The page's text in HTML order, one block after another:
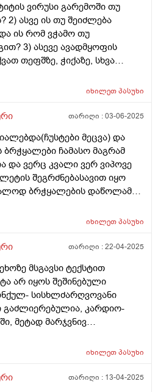
თავისი კლინიკური
სამკურნალო გახდეს ეს C
რომელია მართალი?
ვირუსი გარემოში თუ
2) ასვე ის თუ შეიძლება
ის რომ ვჭამო თუ
3) ასევე ავადმყოფის
თეფშზე, ჭიქაზე, სხვა
შევეხო მას, დაავადება
გარემოში რაიმე საგანზეა
ცრემლში, ნერეყვში თუა
გმადლობთ
იხილეთპასუხი
თარიღი :03-06-2025
მეცვა) და
ჩამასო მაგრამ
და ვერც კვალი ვერ ვიპოვე
შეგრძნებასავით იყო
ბრჭყალების დაწოლამ
იხილეთპასუხი
თარიღი :22-04-2025
მსგავსი ტექსტით
არ იყოს შეშინებული
სისხლძარღვოვანი
გაძლიერებულია, კარდიო-
მეტად მარჯვნივ
რომ მიპასუხოთ ძალიან
იხილეთპასუხი
თარიღი : 13-04-2025